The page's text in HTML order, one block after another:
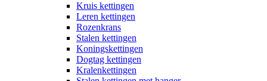
Kruis kettingen
Leren kettingen
Rozenkrans
Stalen kettingen
Koningskettingen
Dogtag kettingen
Kralenkettingen